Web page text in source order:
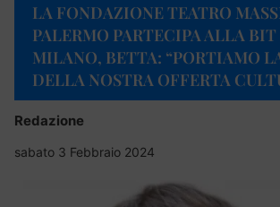
LA FONDAZIONE TEATRO
PALERMO PARTECIPA ALLA
MILANO, BETTA: “PORTIAMO
DELLA NOSTRA OFFERTA
Redazione
sabato 3 Febbraio 2024